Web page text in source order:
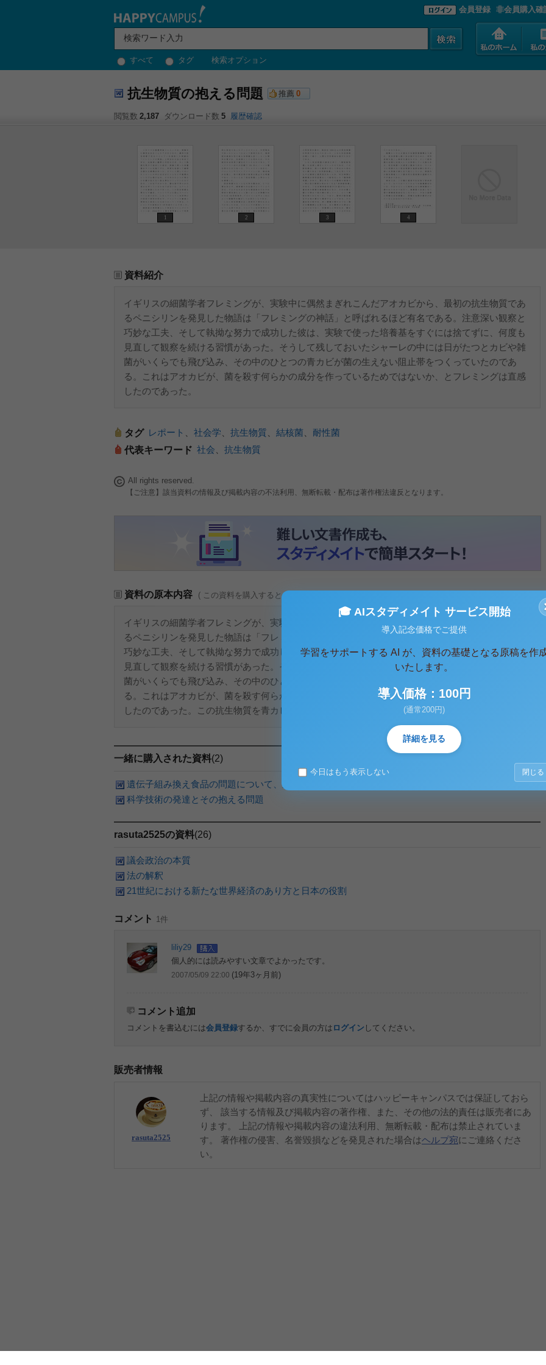
すべて タグ 検索オプション
会員登録 非会員購入確
抗生物質の抱える問題 推薦 0
閲覧数 2,187 ダウンロード数 5 履歴確認
1 2 3 4
資料紹介
イギリスの細菌学者フレミングが、実験中に偶然まぎれこんだアオカビから、最初の抗生物質であ
るペニシリンを発見した物語は「フレミングの神話」と呼ばれるほど有名である。注意深い観察と
巧妙な工夫、そして執拗な努力で成功した彼は、実験で使った培養基をすぐには捨てずに、何度も
見直して観察を続ける習慣があった。そうして残しておいたシャーレの中には日がたつとカビや雑
菌がいくらでも飛び込み、その中のひとつの青カビが菌の生えない阻止帯をつくっていたのであ
る。これはアオカビが、菌を殺す何らかの成分を作っているためではないか、とフレミングは直感
したのであった。
タグ レポート 社会学 抗生物質 結核菌
耐性菌
代表キーワード 社会 抗生物質
All rights reserved.
【ご注意】該当資料の情報及び掲載内容の不法利用、無断転載・配布は著作権法違反となります。
資料の原本内容 ( この資料を購入すると、テキストデータがみえます。 )
イギリスの細菌学者フレミングが、実験中に偶然まぎれこんだアオカビから、最初の抗生物質であ
るペニシリンを発見した物語は「フレミングの神話」と呼ばれるほど有名である。注意深い観察と
巧妙な工夫、そして執拗な努力で成功した彼は、実験で使った培養基をすぐには捨てずに、何度も
見直して観察を続ける習慣があった。そうして残しておいたシャーレの中には日がたつとカビや雑
菌がいくらでも飛び込み、その中のひとつの青カビが菌の生えない阻止帯をつくっていたのであ
る。これはアオカビが、菌を殺す何らかの成分を作っているためではないか、とフレミングは直感
したのであった。この抗生物質を青カビの属名、ペニシリウムに因んでペニシリン...
一緒に購入された資料(2)
遺伝子組み換え食品の問題について、遺伝子組み換えの仕組みとその抱える問題
科学技術の発達とその抱える問題
rasuta2525の資料(26)
議会政治の本質
法の解釈
21世紀における新たな世界経済のあり方と日本の役割
コメント 1件
liliy29
個人的には読みやすい文章でよかったです。
2007/05/09 22:00 (19年3ヶ月前)
コメント追加
コメントを書込むには会員登録するか、すでに会員の方は ログイン してください。
販売者情報
rasuta2525
上記の情報や掲載内容の真実性についてはハッピーキャンパスでは保証しておら
ず、 該当する情報及び掲載内容の著作権、また、その他の法的責任は販売者にあ
ります。 上記の情報や掲載内容の違法利用、無断転載・配布は禁止されていま
す。 著作権の侵害、名誉毀損などを発見された場合はヘルプ宛にご連絡くださ
い。
🎓 AIスタディメイト サービス開始
導入記念価格でご提供
学習をサポートする AI が、資料の基礎となる原稿を作
いたします。
導入価格：100円
(通常200円)
詳細を見る
今日はもう表示しない 閉じる